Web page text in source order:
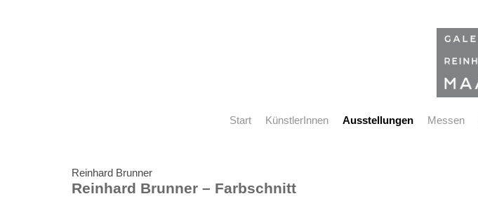
Start KünstlerInnen Ausstellungen Messen
Reinhard Brunner
Reinhard Brunner – Farbschnitt